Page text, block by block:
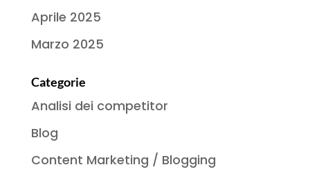
Aprile 2025
Marzo 2025
Categorie
Analisi dei competitor
Blog
Content Marketing / Blogging